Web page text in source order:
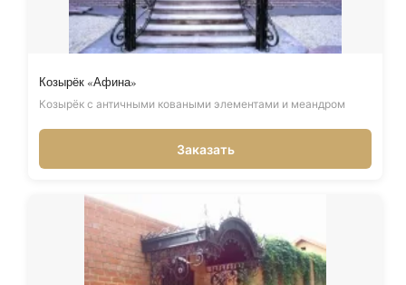
Козырёк «Афина»
Козырёк с античными коваными элементами и меандром
Заказать